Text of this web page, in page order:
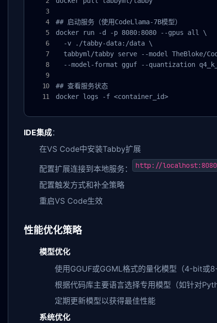
## 启动服务（使用CodeLlama-7B模型）
docker run -d -p 8080:8080 --gpus all \
  -v ./tabby-data:/data \
tabbyml/tabby serve --model TheBloke/
--model-format gguf --quantization
## 查看服务状态
docker logs -f <container_id>
IDE集成：
在VS Code中安装Tabby扩展
配置扩展连接到本地服务： http://localhost:8080
配置触发方式和补全策略
重启VS Code生效
性能优化策略
模型优化
使用GGUF或GGML格式的量化模型（4-bit或
根据代码库主要语言选择专用模型（如针对
定期更新模型以获得最佳性能
系统优化